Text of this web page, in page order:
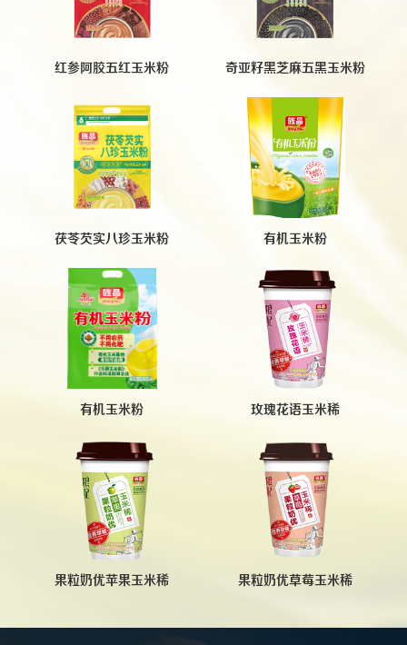
红参阿胶五红玉米粉 奇亚籽黑芝麻五黑玉米粉
茯苓芡实八珍玉米粉 有机玉米粉
有机玉米粉 玫瑰花语玉米稀
果粒奶优苹果玉米稀 果粒奶优草莓玉米稀